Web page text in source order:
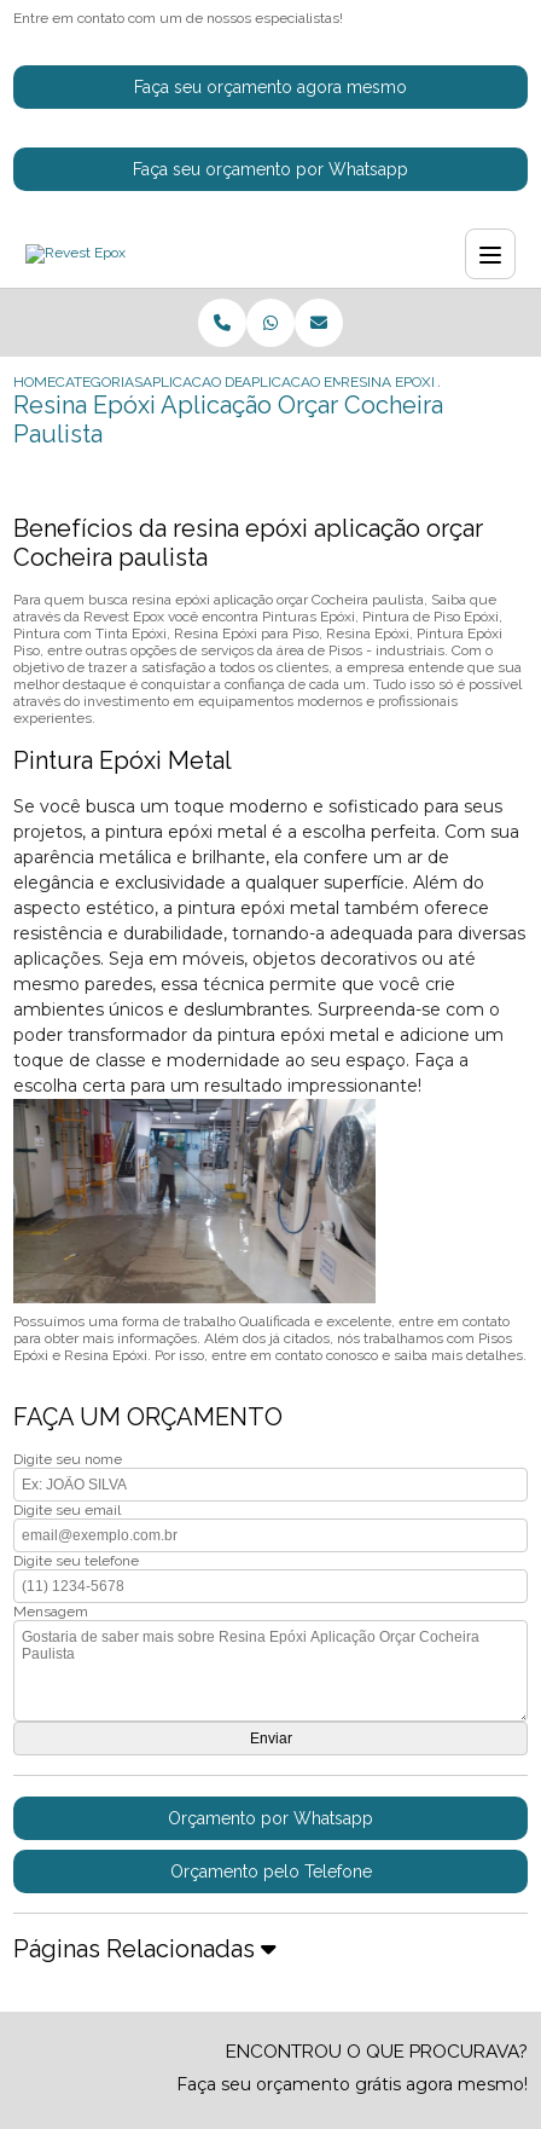
Entre em contato com um de nossos especialistas!
Faça seu orçamento agora mesmo
Faça seu orçamento por Whatsapp
HOMECATEGORIASAPLICACAO DE RESINAS EPOXI
APLICACAO EM RESINA EPOXI PARA PISO
RESINA EPOXI APLICACAO
Resina Epóxi Aplicação Orçar Cocheira
Paulista
Benefícios da resina epóxi aplicação orçar
Cocheira paulista
Para quem busca resina epóxi aplicação orçar Cocheira paulista, Saiba que
através da Revest Epox você encontra Pinturas Epóxi, Pintura de Piso Epóxi,
Pintura com Tinta Epóxi, Resina Epóxi para Piso, Resina Epóxi, Pintura Epóxi
Piso, entre outras opções de serviços da área de Pisos - industriais. Com o
objetivo de trazer a satisfação a todos os clientes, a empresa entende que sua
melhor destaque é conquistar a confiança de cada um. Tudo isso só é possível
através do investimento em equipamentos modernos e profissionais
experientes.
Pintura Epóxi Metal
Se você busca um toque moderno e sofisticado para seus
projetos, a pintura epóxi metal é a escolha perfeita. Com sua
aparência metálica e brilhante, ela confere um ar de
elegância e exclusividade a qualquer superfície. Além do
aspecto estético, a pintura epóxi metal também oferece
resistência e durabilidade, tornando-a adequada para diversas
aplicações. Seja em móveis, objetos decorativos ou até
mesmo paredes, essa técnica permite que você crie
ambientes únicos e deslumbrantes. Surpreenda-se com o
poder transformador da pintura epóxi metal e adicione um
toque de classe e modernidade ao seu espaço. Faça a
escolha certa para um resultado impressionante!
Possuímos uma forma de trabalho Qualificada e excelente, entre em contato
para obter mais informações. Além dos já citados, nós trabalhamos com Pisos
Epóxi e Resina Epóxi. Por isso, entre em contato conosco e saiba mais detalhes.
FAÇA UM ORÇAMENTO
Digite seu nome
Digite seu email
Digite seu telefone
Mensagem
Orçamento por Whatsapp
Orçamento pelo Telefone
Páginas Relacionadas
ENCONTROU O QUE PROCURAVA?
Faça seu orçamento grátis agora mesmo!